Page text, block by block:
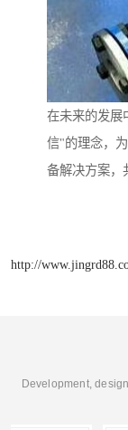
在未来的发展
信"的理念，
备解决方案，
http://
Development,